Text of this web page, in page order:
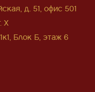
д. 51, офис 501
Х
Блок Б, этаж 6